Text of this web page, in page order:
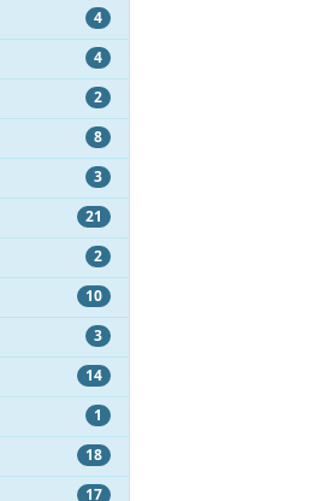
4
4
2
8
3
21
2
10
3
14
1
18
17